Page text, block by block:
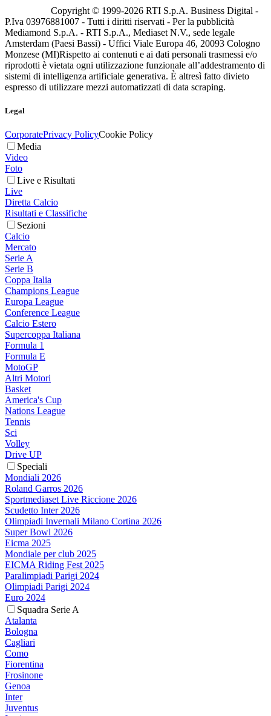
Copyright © 1999-2026 RTI S.p.A. Business Digital -
P.Iva 03976881007 - Tutti i diritti riservati - Per la pubblicità
Mediamond S.p.A. - RTI S.p.A., Mediaset N.V., sede legale
Amsterdam (Paesi Bassi) - Uffici Viale Europa 46, 20093 Cologno
Monzese (MI)Rispetto ai contenuti e ai dati personali trasmessi e/o
riprodotti è vietata ogni utilizzazione funzionale all’addestramento di
sistemi di intelligenza artificiale generativa. È altresì fatto divieto
espresso di utilizzare mezzi automatizzati di data scraping.
Legal
CorporatePrivacy PolicyCookie Policy
Media
Video
Foto
Live e Risultati
Live
Diretta Calcio
Risultati e Classifiche
Sezioni
Calcio
Mercato
Serie A
Serie B
Coppa Italia
Champions League
Europa League
Conference League
Calcio Estero
Supercoppa Italiana
Formula 1
Formula E
MotoGP
Altri Motori
Basket
America's Cup
Nations League
Tennis
Sci
Volley
Drive UP
Speciali
Mondiali 2026
Roland Garros 2026
Sportmediaset Live Riccione 2026
Scudetto Inter 2026
Olimpiadi Invernali Milano Cortina 2026
Super Bowl 2026
Eicma 2025
Mondiale per club 2025
EICMA Riding Fest 2025
Paralimpiadi Parigi 2024
Olimpiadi Parigi 2024
Euro 2024
Squadra Serie A
Atalanta
Bologna
Cagliari
Como
Fiorentina
Frosinone
Genoa
Inter
Juventus